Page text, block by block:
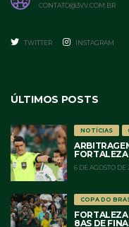
CONTATO@3VV.COM.BR
TWITTER INSTAGRAM
ÚLTIMOS POSTS
NOTÍCIAS
6 DE AGOSTO DE
COPA DO
FORTALEZA
8AS DE